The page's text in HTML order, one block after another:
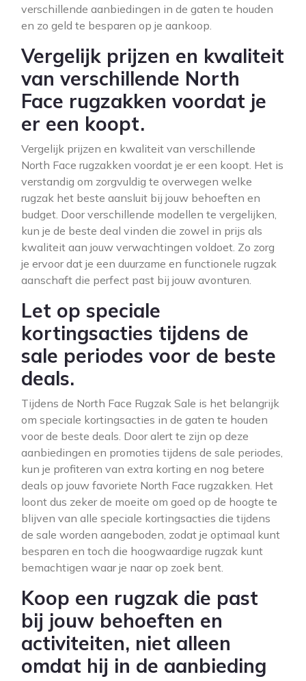
verschillende aanbiedingen in de gaten te houden
en zo geld te besparen op je aankoop.
Vergelijk prijzen en kwaliteit
van verschillende North
Face rugzakken voordat je
er een koopt.
Vergelijk prijzen en kwaliteit van verschillende
North Face rugzakken voordat je er een koopt. Het is
verstandig om zorgvuldig te overwegen welke
rugzak het beste aansluit bij jouw behoeften en
budget. Door verschillende modellen te vergelijken,
kun je de beste deal vinden die zowel in prijs als
kwaliteit aan jouw verwachtingen voldoet. Zo zorg
je ervoor dat je een duurzame en functionele rugzak
aanschaft die perfect past bij jouw avonturen.
Let op speciale
kortingsacties tijdens de
sale periodes voor de beste
deals.
Tijdens de North Face Rugzak Sale is het belangrijk
om speciale kortingsacties in de gaten te houden
voor de beste deals. Door alert te zijn op deze
aanbiedingen en promoties tijdens de sale periodes,
kun je profiteren van extra korting en nog betere
deals op jouw favoriete North Face rugzakken. Het
loont dus zeker de moeite om goed op de hoogte te
blijven van alle speciale kortingsacties die tijdens
de sale worden aangeboden, zodat je optimaal kunt
besparen en toch die hoogwaardige rugzak kunt
bemachtigen waar je naar op zoek bent.
Koop een rugzak die past
bij jouw behoeften en
activiteiten, niet alleen
omdat hij in de aanbieding